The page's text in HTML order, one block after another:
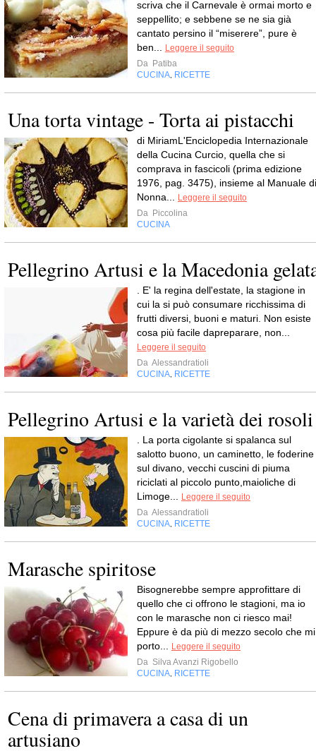
scriva che il Carnevale è ormai morto e
seppellito; e sebbene se ne sia già
cantato persino il “miserere”, pure è
ben...
Leggere il seguito
Da Patiba
CUCINA RICETTE
Una torta vintage - Torta ai pistacchi
di MiriamL'Enciclopedia Internazionale
della Cucina Curcio, quella che si
comprava in fascicoli (prima edizione
1976, pag. 3475), insieme al Manuale di
Nonna...
Leggere il seguito
Da Piccolina
CUCINA
Pellegrino Artusi e la Macedonia
. E' la regina dell'estate, la stagione in
cui la si può consumare ricchissima di
frutti diversi, buoni e maturi. Non esiste
cosa più facile dapreparare, non...
Leggere il seguito
Da Alessandratioli
CUCINA RICETTE
Pellegrino Artusi e la varietà dei rosoli
. La porta cigolante si spalanca sul
salotto buono, un caminetto, le foderine
sul divano, vecchi cuscini di piuma
riciclati al piccolo punto,maioliche di
Limoge...
Leggere il seguito
Da Alessandratioli
CUCINA RICETTE
Marasche spiritose
Bisognerebbe sempre approfittare di
quello che ci offrono le stagioni, ma io
con le marasche non ci riesco mai!
Eppure è da più di mezzo secolo che mi
porto...
Leggere il seguito
Da Silva Avanzi Rigobello
CUCINA RICETTE
Cena di primavera a casa di un
artusiano